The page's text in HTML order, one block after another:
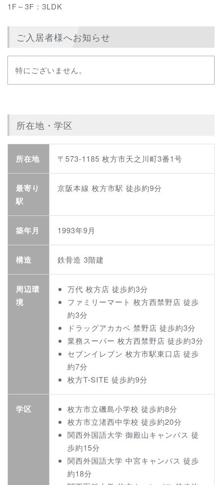
1F～3F：3LDK
ご入居者様へお知らせ
特にございません。
所在地・学区
所在地 〒573-1185 枚方市天之川町3番1号
最寄り
駅
京阪本線 枚方市駅 徒歩約9分
築年月 1993年9月
構造 鉄骨造 3階建
周辺環
境
万代 枚方店 徒歩約3分
ファミリーマート 枚方西禁野店 徒歩
約3分
ドラッグアカカベ 禁野店 徒歩約3分
業務スーパー 枚方西禁野店 徒歩約3分
セブンイレブン 枚方市駅東口店 徒歩
約7分
枚方T-SITE 徒歩約9分
学区
枚方市立磯島小学校 徒歩約8分
枚方市立渚西中学校 徒歩約20分
関西外国語大学 御殿山キャンパス 徒
歩約15分
関西外国語大学 中宮キャンパス 徒歩
約18分